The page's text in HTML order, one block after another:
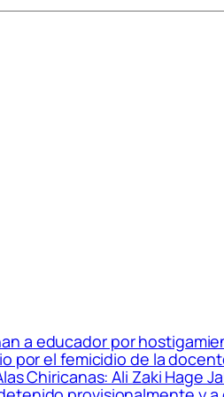
a educador por
por el femicidio de la
Chiricanas: Ali Zaki